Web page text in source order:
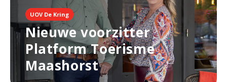
UOV De Kring
Nieuwe voorzitter
Platform Toerisme
Maashorst